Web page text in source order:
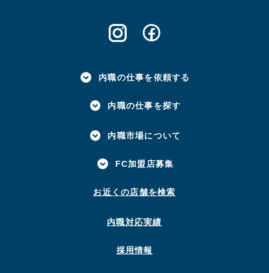
内職の仕事を依頼する
内職の仕事を探す
内職市場について
FC加盟店募集
お近くの店舗を検索
内職対応実績
採用情報